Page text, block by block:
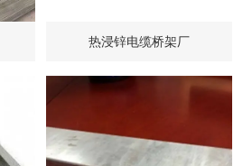
热浸锌电缆桥架厂